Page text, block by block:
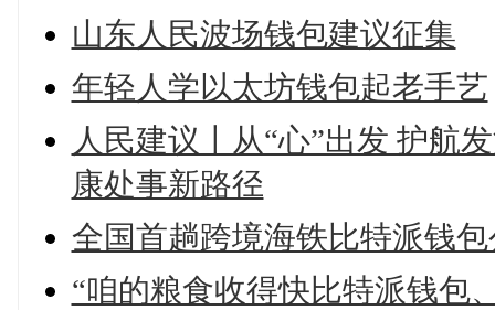
山东人民波场钱包建议征集
年轻人学以太坊钱包起老手艺
人民建议丨从“心”出发 护航
康处事新路径
全国首趟跨境海铁比特派钱
“咱的粮食收得快比特派钱包